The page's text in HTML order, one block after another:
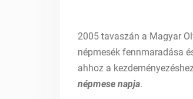
2005 tavaszán a Magyar
népmesék fennmaradása
ahhoz a
népmese napja.